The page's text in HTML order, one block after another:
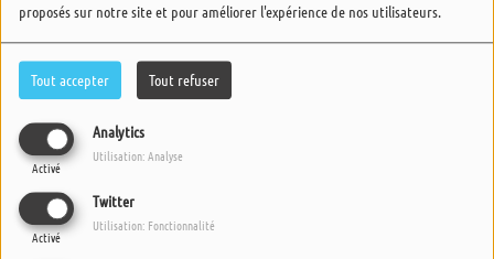
proposés sur notre site et pour améliorer l'expérience de nos utilisateurs.
Tout accepter Tout refuser
Analytics
Activé
Utilisation: Analyse
Twitter
Activé
Utilisation: Fonctionnalité